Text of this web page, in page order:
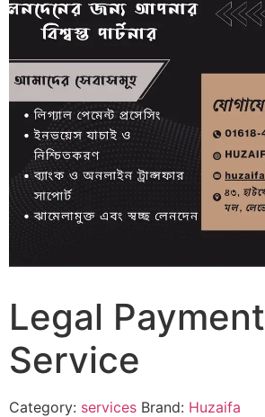
Legal Payment
Service
Category: services Brand: Huzaifa